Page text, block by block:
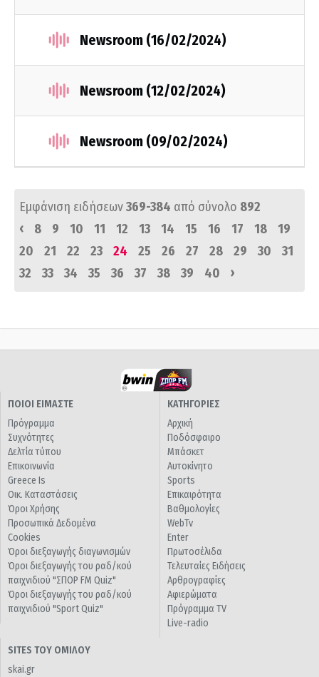
Newsroom (16/02/2024)
Newsroom (12/02/2024)
Newsroom (09/02/2024)
Εμφάνιση ειδήσεων369-384 από σύνολο 892
‹
8 9 10 11 12 13 14 15 16 17 18
19
20
21 22 23 24 25 26 27 28 29 30
31
32
33 34 35 36 37 38 39 40 ›
ΠΟΙΟΙ ΕΙΜΑΣΤΕ
Πρόγραμμα
Συχνότητες
Δελτία τύπου
Επικοινωνία
Greece Is
Οικ. Καταστάσεις
Όροι Χρήσης
Προσωπικά Δεδομένα
Cookies
Όροι διεξαγωγής διαγωνισμών
Όροι διεξαγωγής του ραδ/κού
παιχνιδιού "ΣΠΟΡ FM Quiz"
Όροι διεξαγωγής του ραδ/κού
παιχνιδιού "Sport Quiz"
ΚΑΤΗΓΟΡΙΕΣ
Αρχική
Ποδόσφαιρο
Μπάσκετ
Αυτοκίνητο
Sports
Επικαιρότητα
Βαθμολογίες
WebTv
Enter
Πρωτοσέλιδα
Τελευταίες Ειδήσεις
Αρθρογραφίες
Αφιερώματα
Πρόγραμμα TV
Live-radio
SITES ΤΟΥ ΟΜΙΛΟΥ
skai.gr